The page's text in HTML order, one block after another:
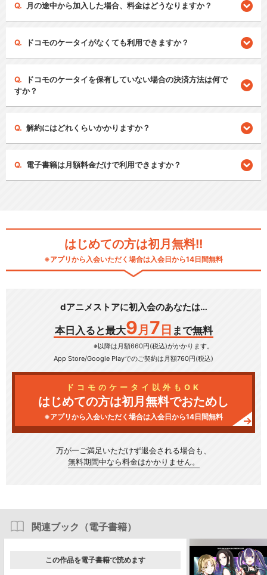
月の途中から加入した場合、料金はどうなりますか？
ドコモのケータイがなくても利用できますか？
ドコモのケータイを保有していない場合の決済方法は何で
すか？
解約にはどれくらいかかりますか？
電子書籍は月額料金だけで利用できますか？
はじめての方は初月無料!!
※アプリから入会いただく場合は入会日から14日間無料
dアニメストアに初入会のあなたは…
本日入ると最大9 月 7 日 まで無料
※以降は月額660円(税込)がかかります。
App Store/Google Playでのご契約は月額760円(税込)
ドコモのケータイ以外もOK
はじめての方は初月無料でおためし
※アプリから入会いただく場合は入会日から14日間無料
万が一ご満足いただけず退会される場合も、
無料期間中なら料金はかかりません。
関連ブック（電子書籍）
この作品を電子書籍で読めます